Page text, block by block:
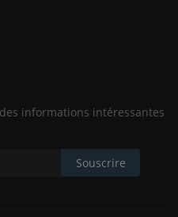
informations intéressantes
Souscrire